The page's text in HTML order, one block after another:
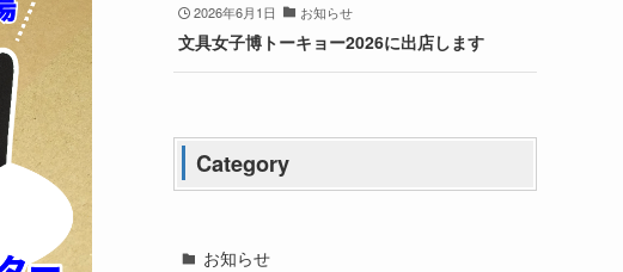
2026年6月1日 お知らせ
文具女子博トーキョー2026に出店します
Category
お知らせ